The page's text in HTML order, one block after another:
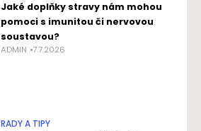
Jaké doplňky stravy nám mohou
pomoci s imunitou či nervovou
soustavou?
ADMIN 7.7.2026
RADY A TIPY